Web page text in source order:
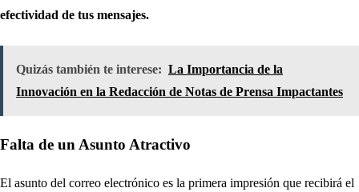
efectividad de tus mensajes.
Quizás también te interese: La Importancia de la
Innovación en la Redacción de Notas de Prensa Impactantes
Falta de un Asunto Atractivo
El asunto del correo electrónico es la primera impresión que recibirá el